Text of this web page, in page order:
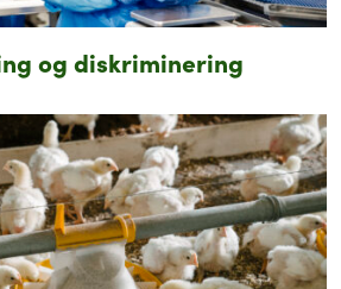
og diskriminering